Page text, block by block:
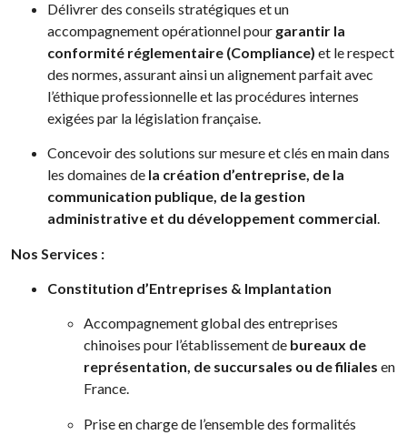
Délivrer des conseils stratégiques et un
accompagnement opérationnel pour garantir la
conformité réglementaire (Compliance) et le respect
des normes, assurant ainsi un alignement parfait avec
l’éthique professionnelle et las procédures internes
exigées par la législation française.
Concevoir des solutions sur mesure et clés en main dans
les domaines de la création d’entreprise, de la
communication publique, de la gestion
administrative et du développement commercial.
Nos Services :
Constitution d’Entreprises & Implantation
Accompagnement global des entreprises
chinoises pour l’établissement de bureaux de
représentation, de succursales ou de filiales en
France.
Prise en charge de l’ensemble des formalités